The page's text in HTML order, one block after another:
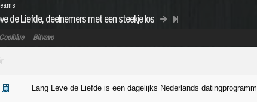
de Liefde, deelnemers met een steekje los
Coolblue Bitvavo
Lang Leve de Liefde is een dagelijks Nederlands